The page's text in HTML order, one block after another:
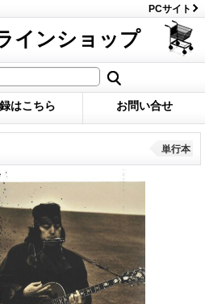
PCサイト
インショップ
はこちら お問い合せ
単行本